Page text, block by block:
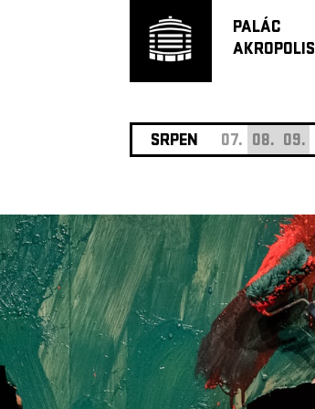
PALÁC
AKROPOLIS
SRPEN 07. 08. 09.